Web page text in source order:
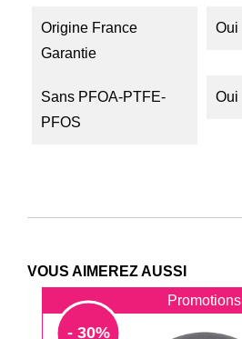
Origine France
Garantie
Oui
Sans PFOA-PTFE-
PFOS
Oui
VOUS AIMEREZ AUSSI
Promotions
- 30%